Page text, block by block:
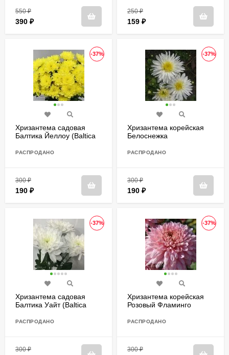
550₽
390 ₽
250₽
159 ₽
-37%
Хризантема садовая
Балтика Йеллоу (Baltica
РАСПРОДАНО
300₽
190 ₽
-37%
Хризантема корейская
Белоснежка
РАСПРОДАНО
300₽
190 ₽
-37%
Хризантема садовая
Балтика Уайт (Baltica
РАСПРОДАНО
300₽
-37%
Хризантема корейская
Розовый Фламинго
РАСПРОДАНО
300₽